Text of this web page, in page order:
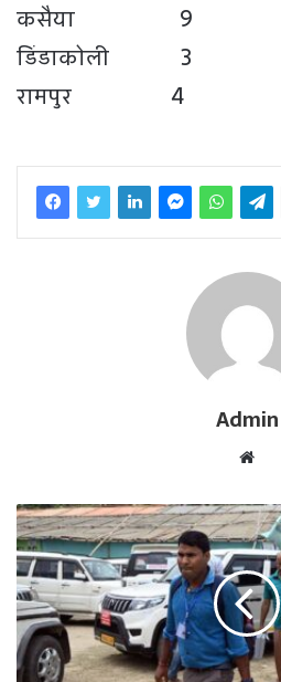
कसैया 9
डिंडाकोली 3
रामपुर 4
Admin
b
s
i
t
e